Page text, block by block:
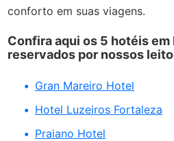
conforto em suas viagens.
Confira aqui os 5 hotéis em
reservados por nossos
Gran Mareiro Hotel
Hotel Luzeiros Fortaleza
Praiano Hotel